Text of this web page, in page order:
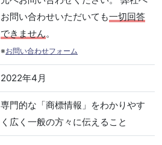
お問い合わせいただいても一切回答
できません。
※お問い合わせフォーム
2022年4月
専門的な「商標情報」をわかりやす
く広く一般の方々に伝えること